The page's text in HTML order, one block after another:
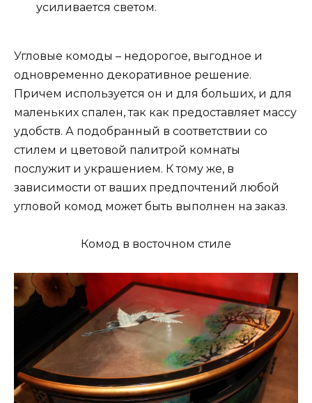
усиливается светом.
Угловые комоды – недорогое, выгодное и
одновременно декоративное решение.
Причем используется он и для больших, и для
маленьких спален, так как предоставляет массу
удобств. А подобранный в соответствии со
стилем и цветовой палитрой комнаты
послужит и украшением. К тому же, в
зависимости от ваших предпочтений любой
угловой комод может быть выполнен на заказ.
Комод в восточном стиле